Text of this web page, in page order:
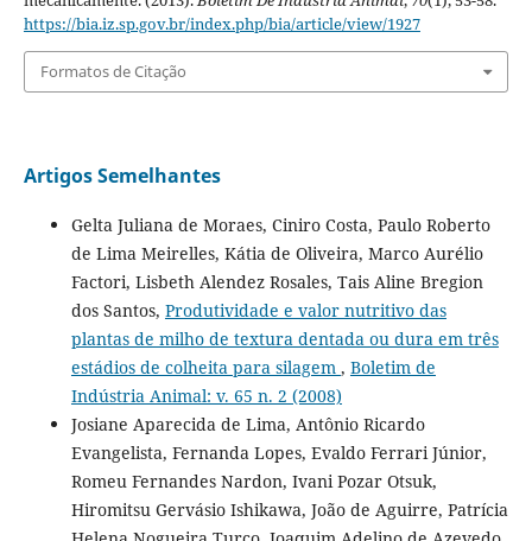
https://bia.iz.sp.gov.br/index.php/bia/article/view/1927
Formatos de Citação
Artigos Semelhantes
Gelta Juliana de Moraes, Ciniro Costa, Paulo Roberto
de Lima Meirelles, Kátia de Oliveira, Marco Aurélio
Factori, Lisbeth Alendez Rosales, Tais Aline Bregion
dos Santos, Produtividade e valor nutritivo das
plantas de milho de textura dentada ou dura em três
estádios de colheita para silagem , Boletim de
Indústria Animal: v. 65 n. 2 (2008)
Josiane Aparecida de Lima, Antônio Ricardo
Evangelista, Fernanda Lopes, Evaldo Ferrari Júnior,
Romeu Fernandes Nardon, Ivani Pozar Otsuk,
Hiromitsu Gervásio Ishikawa, João de Aguirre, Patrícia